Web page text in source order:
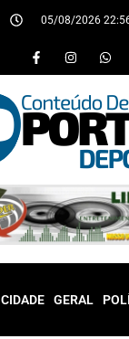
05/08/2026
CIDADE GERAL